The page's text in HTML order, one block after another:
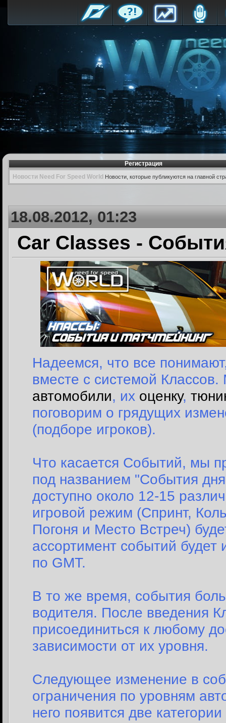
Регистрация
Новости Need For Speed World Новости, которые публикуются на главной
18.08.2012, 01:23
Car Classes -
Надеемся, что все
вместе с системой
автомобили, их оценку,
поговорим о грядущих
(подборе игроков).
Что касается Событий, мы
под названием "События
доступно около 12-15
игровой режим (Спринт,
Погоня и Место Встреч)
ассортимент событий
по GMT.
В то же время, события
водителя. После введения
присоединиться к любому
зависимости от их уровня.
Следующее изменение в
ограничения по уровням
него появится две